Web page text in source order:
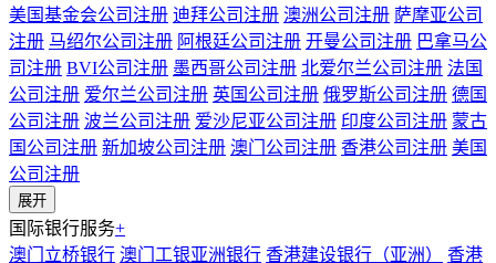
美国基金会公司注册 迪拜公司注册 澳洲公司注册 萨摩亚公司
注册 马绍尔公司注册 阿根廷公司注册 开曼公司注册 巴拿马公
司注册 BVI公司注册 墨西哥公司注册 北爱尔兰公司注册 法国
公司注册 爱尔兰公司注册 英国公司注册 俄罗斯公司注册 德国
公司注册 波兰公司注册 爱沙尼亚公司注册 印度公司注册 蒙古
国公司注册 新加坡公司注册 澳门公司注册 香港公司注册 美国
公司注册
展开
国际银行服务+
澳门立桥银行 澳门工银亚洲银行 香港建设银行（亚洲） 香港